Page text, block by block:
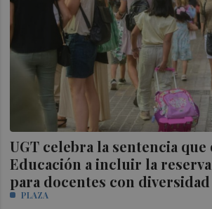
UGT celebra la sentencia que
Educación a incluir la reserva
para docentes con
PLAZA